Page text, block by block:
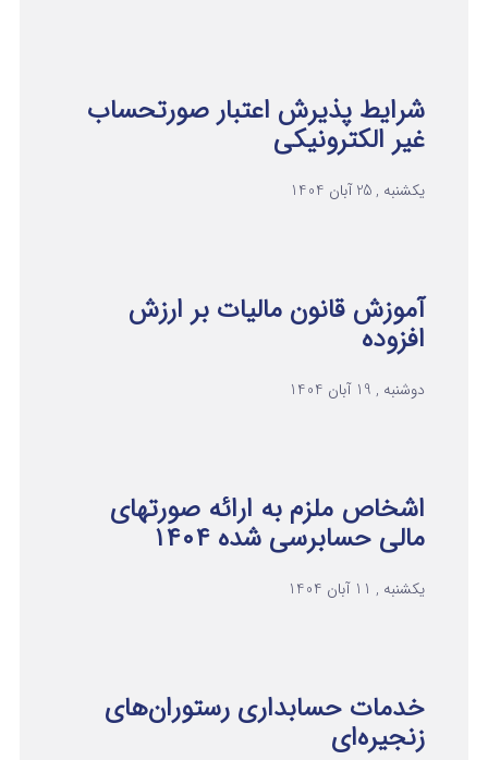
شرایط پذیرش اعتبار صورتحساب
غیر الکترونیکی
یکشنبه , 25 آبان 1404
آموزش قانون مالیات بر ارزش
افزوده
دوشنبه , 19 آبان 1404
اشخاص ملزم به ارائه صورتهای
مالی حسابرسی شده ۱۴۰۴
یکشنبه , 11 آبان 1404
خدمات حسابداری رستوران‌های
زنجیره‌ای